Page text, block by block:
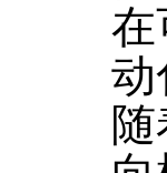
在
动